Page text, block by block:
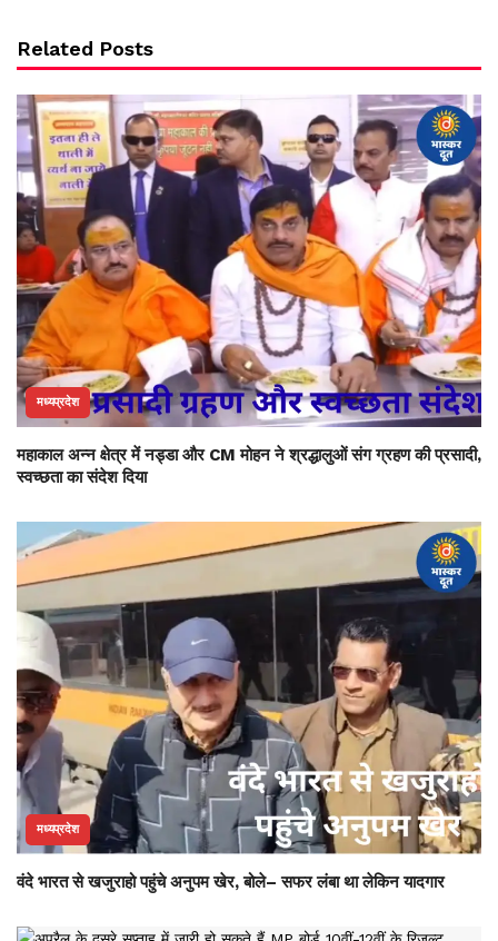
Related Posts
मध्यप्रदेश
महाकाल अन्न क्षेत्र में नड्डा और CM मोहन ने श्रद्धालुओं संग ग्रहण की प्रसादी,
स्वच्छता का संदेश दिया
मध्यप्रदेश
वंदे भारत से खजुराहो पहुंचे अनुपम खेर, बोले– सफर लंबा था लेकिन यादगार